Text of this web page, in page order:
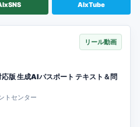
AIxTube
リール動画
版 生成AIパスポート テキスト＆問
トセンター